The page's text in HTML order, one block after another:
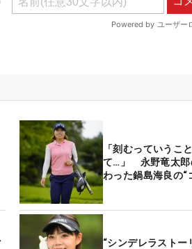
「刻むっていうこ
て…」 永野竜太郎
わった鍋島海良の
“シンデレラストー